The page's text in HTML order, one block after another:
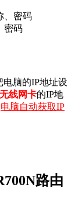
密码
电脑的IP地址设
无线网卡的IP地
电脑自动获取IP
路由